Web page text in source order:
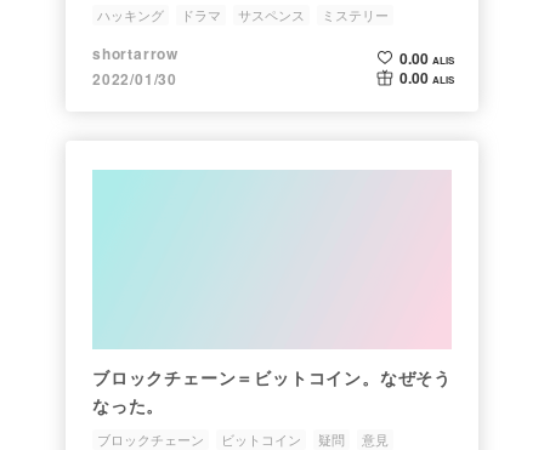
ハッキング ドラマ サスペンス
ミステリー
SFファンタジー
shortarrow
2022/01/30
0.00 ALIS
0.00 ALIS
ブロックチェーン＝ビットコイン。なぜそう
なった。
ブロックチェーン ビットコイン 疑問
意見